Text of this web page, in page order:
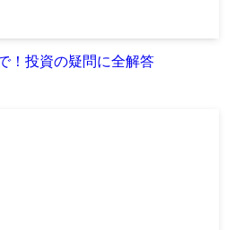
！投資の疑問に全解答